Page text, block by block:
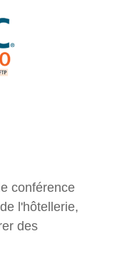
conférence
l'hôtellerie,
des